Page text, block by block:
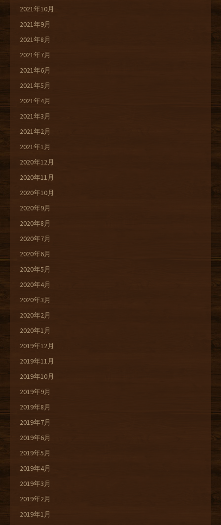
2021年10月
2021年9月
2021年8月
2021年7月
2021年6月
2021年5月
2021年4月
2021年3月
2021年2月
2021年1月
2020年12月
2020年11月
2020年10月
2020年9月
2020年8月
2020年7月
2020年6月
2020年5月
2020年4月
2020年3月
2020年2月
2020年1月
2019年12月
2019年11月
2019年10月
2019年9月
2019年8月
2019年7月
2019年6月
2019年5月
2019年4月
2019年3月
2019年2月
2019年1月